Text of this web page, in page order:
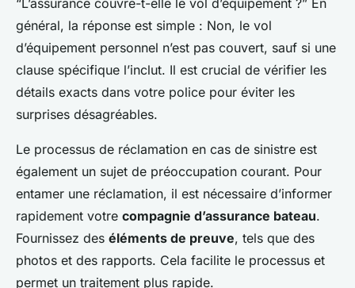
“L’assurance couvre-t-elle le vol d’équipement ?” En
général, la réponse est simple : Non, le vol
d’équipement personnel n’est pas couvert, sauf si une
clause spécifique l’inclut. Il est crucial de vérifier les
détails exacts dans votre police pour éviter les
surprises désagréables.
Le processus de réclamation en cas de sinistre est
également un sujet de préoccupation courant. Pour
entamer une réclamation, il est nécessaire d’informer
rapidement votre compagnie d’assurance bateau.
Fournissez des éléments de preuve, tels que des
photos et des rapports. Cela facilite le processus et
permet un traitement plus rapide.